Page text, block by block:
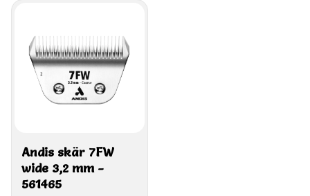
Andis skär 7FW
wide 3,2 mm -
561465